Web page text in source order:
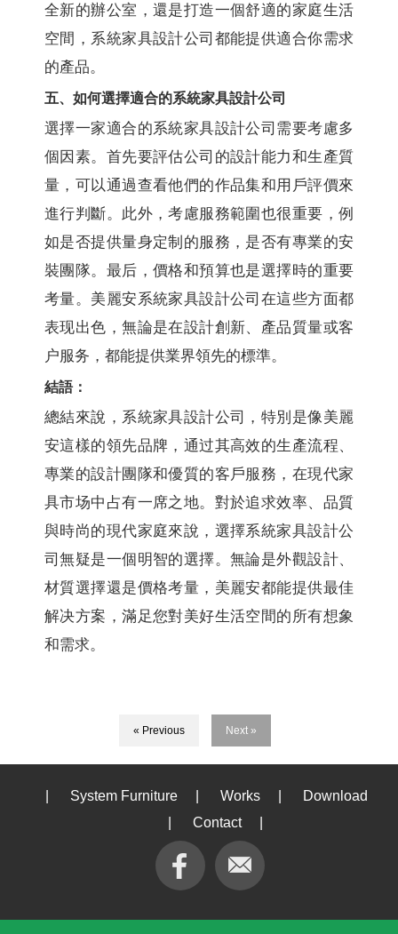
全新的辦公室，還是打造一個舒適的家庭生活
空間，系統家具設計公司都能提供適合你需求
的產品。
五、如何選擇適合的系統家具設計公司
選擇一家適合的系統家具設計公司需要考慮多
個因素。首先要評估公司的設計能力和生產質
量，可以通過查看他們的作品集和用戶評價來
進行判斷。此外，考慮服務範圍也很重要，例
如是否提供量身定制的服務，是否有專業的安
裝團隊。最后，價格和預算也是選擇時的重要
考量。美麗安系統家具設計公司在這些方面都
表现出色，無論是在設計創新、產品質量或客
户服务，都能提供業界領先的標準。
結語：
總結來說，系統家具設計公司，特別是像美麗
安這樣的領先品牌，通过其高效的生產流程、
專業的設計團隊和優質的客戶服務，在現代家
具市场中占有一席之地。對於追求效率、品質
與時尚的現代家庭來說，選擇系統家具設計公
司無疑是一個明智的選擇。無論是外觀設計、
材質選擇還是價格考量，美麗安都能提供最佳
解决方案，滿足您對美好生活空間的所有想象
和需求。
« Previous Next »
System Furniture Works
Download
Contact